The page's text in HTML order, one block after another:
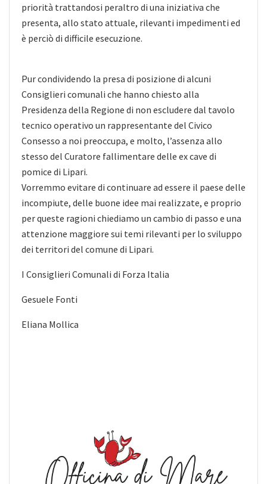
priorità trattandosi peraltro di una iniziativa che
presenta, allo stato attuale, rilevanti impedimenti ed
è perciò di difficile esecuzione.
Pur condividendo la presa di posizione di alcuni
Consiglieri comunali che hanno chiesto alla
Presidenza della Regione di non escludere dal tavolo
tecnico operativo un rappresentante del Civico
Consesso a noi preoccupa, e molto, l’assenza allo
stesso del Curatore fallimentare delle ex cave di
pomice di Lipari.
Vorremmo evitare di continuare ad essere il paese delle
incompiute, delle buone idee mai realizzate, e proprio
per queste ragioni chiediamo un cambio di passo e una
attenzione maggiore sui temi rilevanti per lo sviluppo
dei territori del comune di Lipari.
I Consiglieri Comunali di Forza Italia
Gesuele Fonti
Eliana Mollica